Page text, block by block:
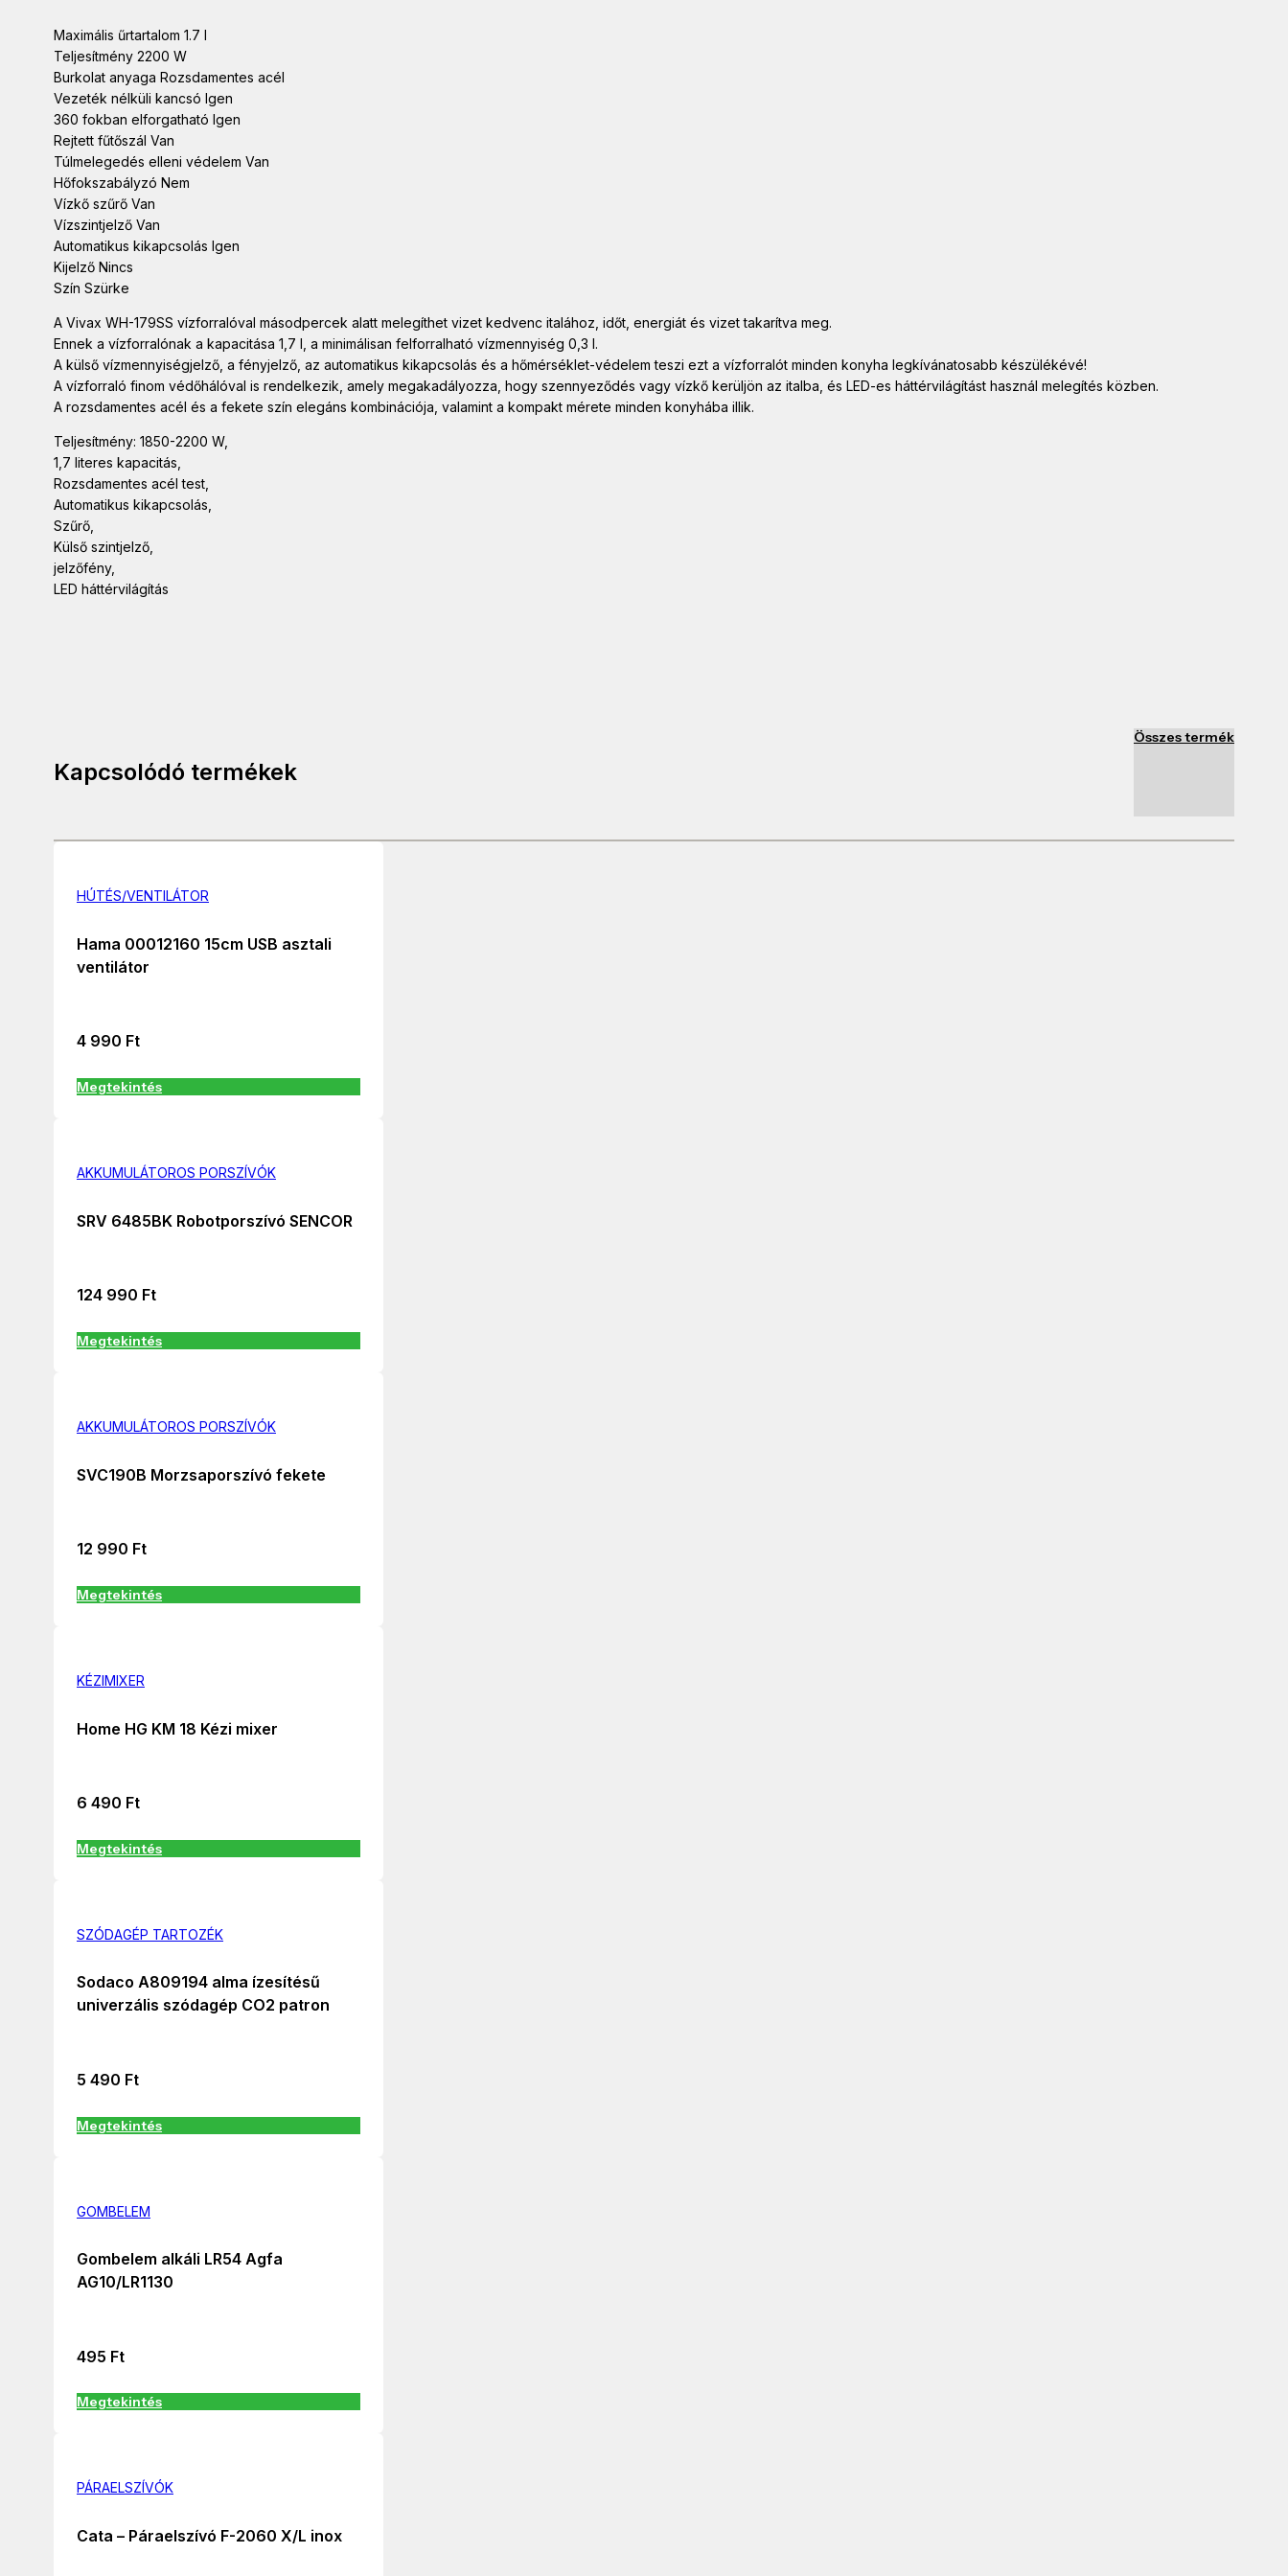
Maximális űrtartalom 1.7 l
Teljesítmény 2200 W
Burkolat anyaga Rozsdamentes acél
Vezeték nélküli kancsó Igen
360 fokban elforgatható Igen
Rejtett fűtőszál Van
Túlmelegedés elleni védelem Van
Hőfokszabályzó Nem
Vízkő szűrő Van
Vízszintjelző Van
Automatikus kikapcsolás Igen
Kijelző Nincs
Szín Szürke
A Vivax WH-179SS vízforralóval másodpercek alatt melegíthet vizet kedvenc italához, időt, energiát és vizet takarítva meg.
Ennek a vízforralónak a kapacitása 1,7 l, a minimálisan felforralható vízmennyiség 0,3 l.
A külső vízmennyiségjelző, a fényjelző, az automatikus kikapcsolás és a hőmérséklet-védelem teszi ezt a vízforralót minden konyha legkívánatosabb készülékévé!
A vízforraló finom védőhálóval is rendelkezik, amely megakadályozza, hogy szennyeződés vagy vízkő kerüljön az italba, és LED-es háttérvilágítást használ melegítés közben.
A rozsdamentes acél és a fekete szín elegáns kombinációja, valamint a kompakt mérete minden konyhába illik.
Teljesítmény: 1850-2200 W,
1,7 literes kapacitás,
Rozsdamentes acél test,
Automatikus kikapcsolás,
Szűrő,
Külső szintjelző,
jelzőfény,
LED háttérvilágítás
Kapcsolódó termékek
Összes termék
HÚTÉS/VENTILÁTOR
Hama 00012160 15cm USB asztali
ventilátor
4 990 Ft
Megtekintés
AKKUMULÁTOROS PORSZÍVÓK
SRV 6485BK Robotporszívó SENCOR
124 990 Ft
Megtekintés
AKKUMULÁTOROS PORSZÍVÓK
SVC190B Morzsaporszívó fekete
12 990 Ft
Megtekintés
KÉZIMIXER
Home HG KM 18 Kézi mixer
6 490 Ft
Megtekintés
SZÓDAGÉP TARTOZÉK
Sodaco A809194 alma ízesítésű
univerzális szódagép CO2 patron
5 490 Ft
Megtekintés
GOMBELEM
Gombelem alkáli LR54 Agfa
AG10/LR1130
495 Ft
Megtekintés
PÁRAELSZÍVÓK
Cata – Páraelszívó F-2060 X/L inox